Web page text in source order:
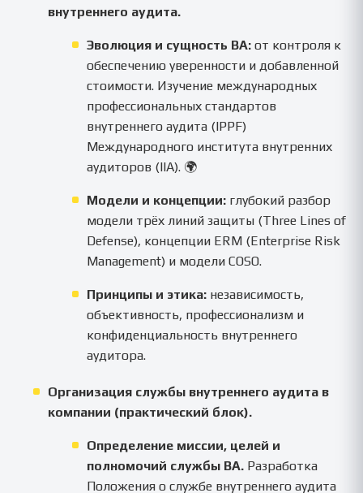
внутреннего аудита.
Эволюция и сущность ВА: от контроля к
обеспечению уверенности и добавленной
стоимости. Изучение международных
профессиональных стандартов
внутреннего аудита (IPPF)
Международного института внутренних
аудиторов (IIA). 🌍
Модели и концепции: глубокий разбор
модели трёх линий защиты (Three Lines of
Defense), концепции ERM (Enterprise Risk
Management) и модели COSO.
Принципы и этика: независимость,
объективность, профессионализм и
конфиденциальность внутреннего
аудитора.
Организация службы внутреннего аудита в
компании (практический блок).
Определение миссии, целей и
полномочий службы ВА. Разработка
Положения о службе внутреннего аудита